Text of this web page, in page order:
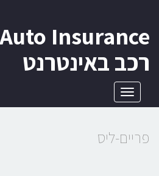
רכב באינטרנט
תפריט
פריים-ליס